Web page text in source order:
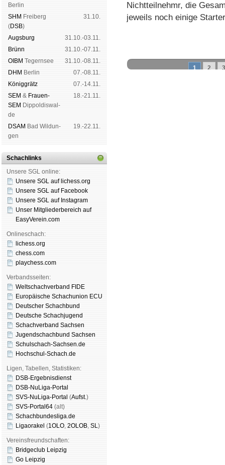
Ber­lin
SHM Frei­berg
(DSB)
31.10.
Augs­burg
31.10.-03.11.
Brünn
31.10.-07.11.
OIBM Tegern­see
31.10.-08.11.
DHM Ber­lin
07.-08.11.
König­grätz
07.-14.11.
SEM & Frauen-
SEM Dip­pol­dis­wal­
de
18.-21.11.
DSAM Bad Wil­dun­
gen
19.-22.11.
Schachlinks
Unsere SGL online:
Unsere SGL auf li­chess.org
Unsere SGL auf Face­book
Unsere SGL auf Insta­gram
Unser Mitgliederbereich auf
EasyVerein.com
Onlineschach:
lichess.org
chess.com
playchess.com
Verbandsseiten:
Weltschachverband FIDE
Europäische Schachunion ECU
Deutscher Schachbund
Deutsche Schachjugend
Schachverband Sachsen
Jugendschachbund Sachsen
Schulschach-Sachsen.de
Hochschul-Schach.de
Ligen, Tabellen, Statistiken:
DSB-Ergebnisdienst
DSB-NuLiga-Portal
SVS-NuLiga-Portal (Aufst.)
SVS-Portal64 (alt)
Schachbundesliga.de
Ligaorakel (1OLO, 2OLOB, SL)
Vereinsfreundschaften:
Bridgeclub Leipzig
Go Leipzig
Nichtteilnehmr, die
jeweils noch einige
1 2 3